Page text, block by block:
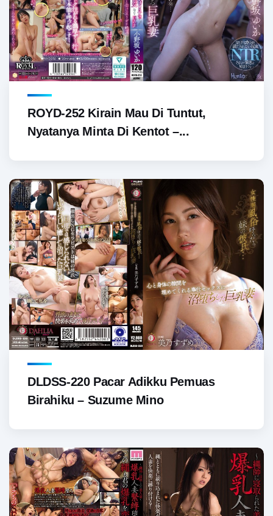
ROYD-252 Kirain Mau Di Tuntut,
Nyatanya Minta Di Kentot –...
DLDSS-220 Pacar Adikku Pemuas
Birahiku – Suzume Mino